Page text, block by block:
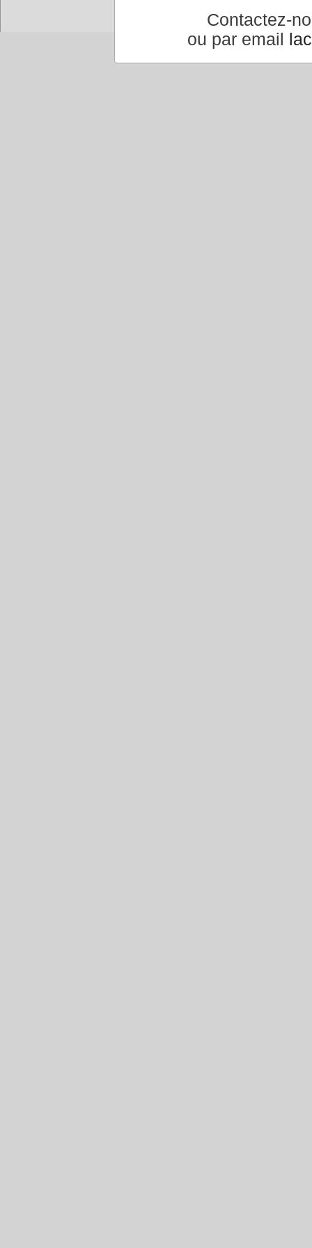
Contactez-
ou par email